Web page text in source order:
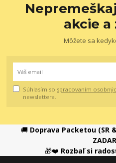
akcie a
Môžete sa
Súhlasím so spracovaním
newslettera.
🚚 Doprava Packetou (SR
🎁❤️ Rozbaľ si